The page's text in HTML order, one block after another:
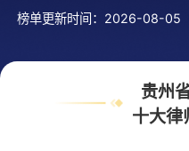
啦！居前十的有：贵州宣典律
师事务所的何琛律师、贵州卓
限、用户认可度高、服务评价
业律师，排名不分先后，仅供
程律师好？您可以多比较，选
接免费提问咨询，24小时智能
榜单更新时间：2026-08-05（
贵州
十大律